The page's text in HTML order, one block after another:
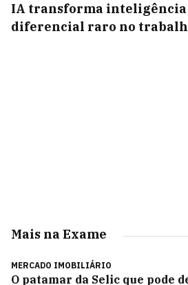
IA transforma inteligência
diferencial raro no
Mais na Exame
MERCADO IMOBILIÁRIO
O patamar da Selic que pode